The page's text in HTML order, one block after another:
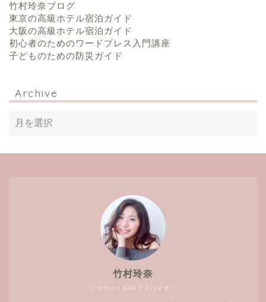
竹村玲奈ブログ
東京の高級ホテル宿泊ガイド
大阪の高級ホテル宿泊ガイド
初心者のためのワードプレス入門講座
子どものための防災ガイド
Archive
ブロガー / SNSアドバイザー
竹村玲奈